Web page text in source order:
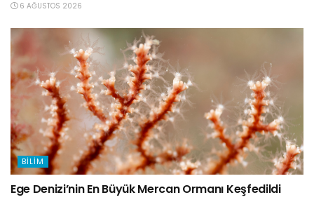
6 AĞUSTOS 2026
BILIM
Ege Denizi’nin En Büyük Mercan Ormanı Keşfedildi